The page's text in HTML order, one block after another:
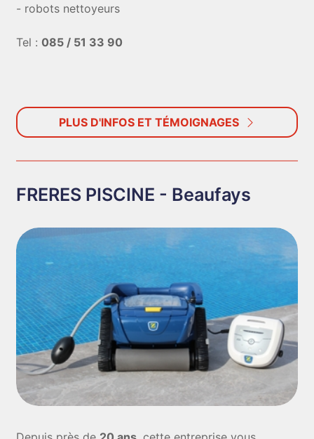
- robots nettoyeurs
Tel : 085 / 51 33 90
PLUS D'INFOS ET TÉMOIGNAGES
FRERES PISCINE - Beaufays